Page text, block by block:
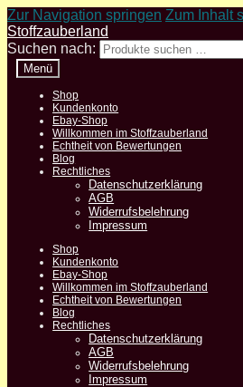
Zur Navigation springen Zum Inhalt
Stoffzauberland
Suchen nach:
Menü
Shop
Kundenkonto
Ebay-Shop
Willkommen im Stoffzauberland
Echtheit von Bewertungen
Blog
Rechtliches
Datenschutzerklärung
AGB
Widerrufsbelehrung
Impressum
Shop
Kundenkonto
Ebay-Shop
Willkommen im Stoffzauberland
Echtheit von Bewertungen
Blog
Rechtliches
Datenschutzerklärung
AGB
Widerrufsbelehrung
Impressum